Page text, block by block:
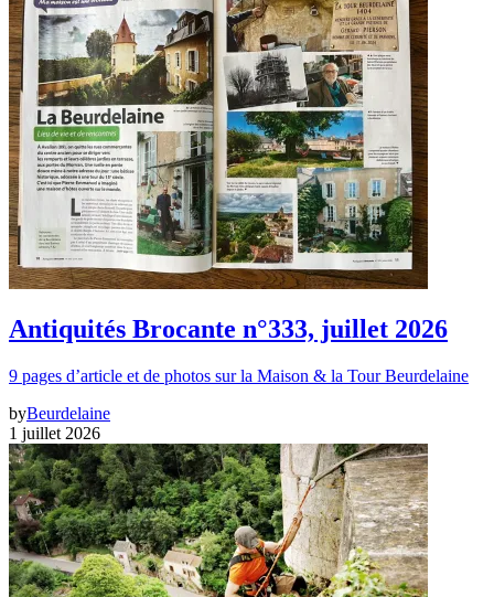
Antiquités Brocante n°333, juillet 2026
9 pages d’article et de photos sur la Maison & la Tour Beurdelaine
byBeurdelaine
1 juillet 2026